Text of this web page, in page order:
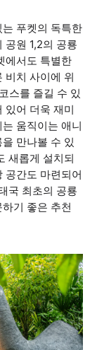
푸켓의 독특한
공원 1,2의 공룡
에서도 특별한
비치 사이에 위
스를 즐길 수 있
있어 더욱 재미
움직이는 애니
만나볼 수 있
새롭게 설치되
공간도 마련되어
국 최초의 공룡
기 좋은 추천